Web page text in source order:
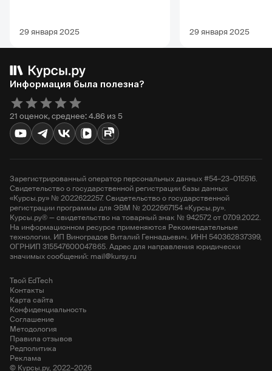
29 января 2025 29 января 2025
Информация была полезна?
21 оценок, среднее: 4.86 из 5
Зарегистрированный оператор персональных данных #54–23–015516.
Свидетельство о государственной регистрации базы данных
«Курсы.ру» № 2022622257. Свидетельство о государственной
регистрации программы для ЭВМ № 2022667154 «Курсы.ру».
Курсы.ру® — свидетельство на товарный знак № 942572 от 07.09.2022.
На информационном ресурсе применяются Рекомендательные
технологии. ИП Виноградов Виталий Геннадьевич. ИНН 540362837399,
ОГРНИП 315547600047865. Адрес для направления юридически
значимых сообщений: mail@kursy.ru
© Курсы.ру, 2022–2026
Твой EdTech
Контакты
Карта сайта
Конфиденциальность
Соглашение
Методология
Правила отзывов
Редполитика
Реклама